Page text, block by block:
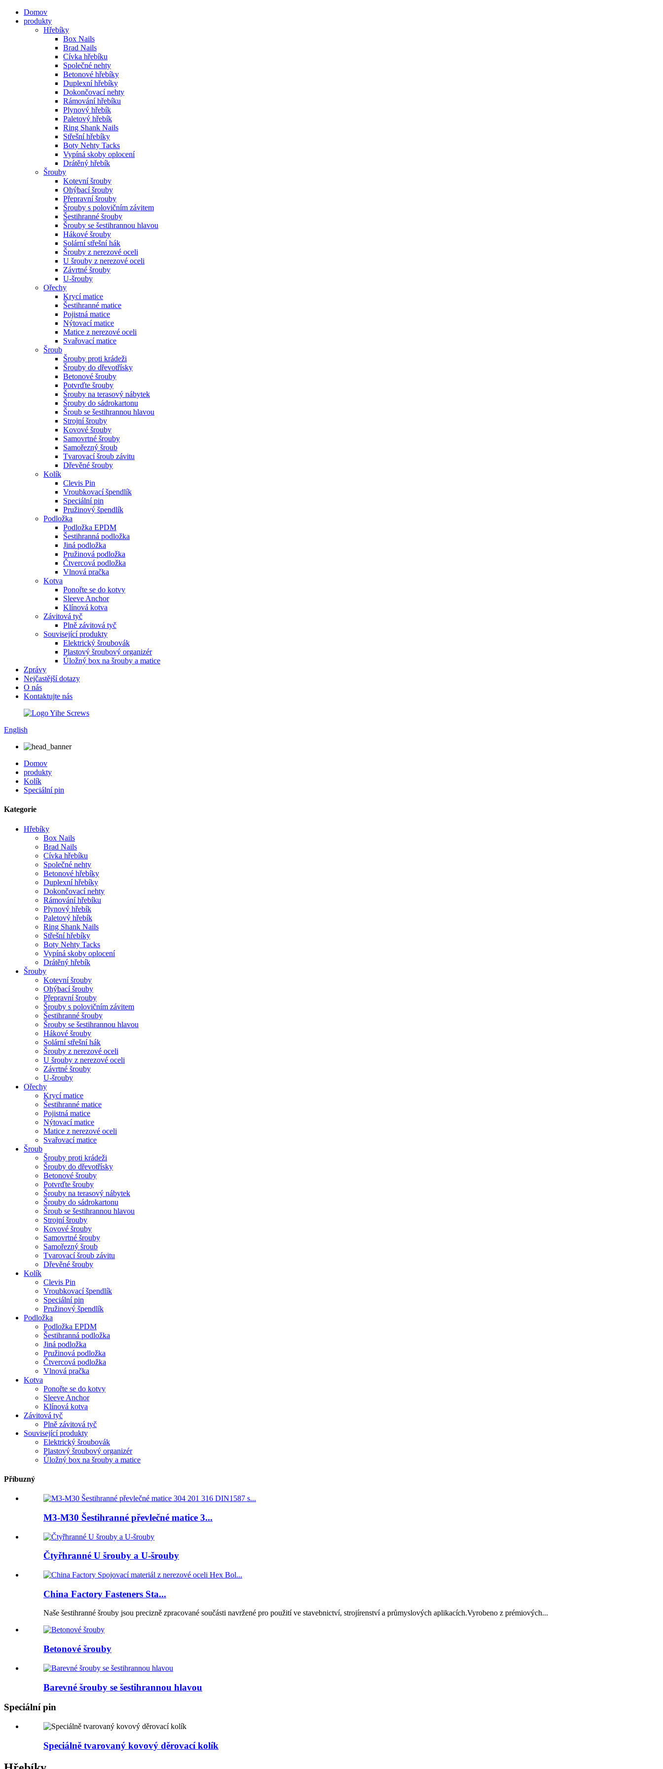
Domov
produkty
Hřebíky
Box Nails
Brad Nails
Cívka hřebíku
Společné nehty
Betonové hřebíky
Duplexní hřebíky
Dokončovací nehty
Rámování hřebíku
Plynový hřebík
Paletový hřebík
Ring Shank Nails
Střešní hřebíky
Boty Nehty Tacks
Vypíná skoby oplocení
Drátěný hřebík
Šrouby
Kotevní šrouby
Ohýbací šrouby
Přepravní šrouby
Šrouby s polovičním závitem
Šestihranné šrouby
Šrouby se šestihrannou hlavou
Hákové šrouby
Solární střešní hák
Šrouby z nerezové oceli
U šrouby z nerezové oceli
Závrtné šrouby
U-šrouby
Ořechy
Krycí matice
Šestihranné matice
Pojistná matice
Nýtovací matice
Matice z nerezové oceli
Svařovací matice
Šroub
Šrouby proti krádeži
Šrouby do dřevotřísky
Betonové šrouby
Potvrďte šrouby
Šrouby na terasový nábytek
Šrouby do sádrokartonu
Šroub se šestihrannou hlavou
Strojní šrouby
Kovové šrouby
Samovrtné šrouby
Samořezný šroub
Tvarovací šroub závitu
Dřevěné šrouby
Kolík
Clevis Pin
Vroubkovací špendlík
Speciální pin
Pružinový špendlík
Podložka
Podložka EPDM
Šestihranná podložka
Jiná podložka
Pružinová podložka
Čtvercová podložka
Vlnová pračka
Kotva
Ponořte se do kotvy
Sleeve Anchor
Klínová kotva
Závitová tyč
Plně závitová tyč
Související produkty
Elektrický šroubovák
Plastový šroubový organizér
Úložný box na šrouby a matice
Zprávy
Nejčastější dotazy
O nás
Kontaktujte nás
English
Domov
produkty
Kolík
Speciální pin
Kategorie
Hřebíky
Box Nails
Brad Nails
Cívka hřebíku
Společné nehty
Betonové hřebíky
Duplexní hřebíky
Dokončovací nehty
Rámování hřebíku
Plynový hřebík
Paletový hřebík
Ring Shank Nails
Střešní hřebíky
Boty Nehty Tacks
Vypíná skoby oplocení
Drátěný hřebík
Šrouby
Kotevní šrouby
Ohýbací šrouby
Přepravní šrouby
Šrouby s polovičním závitem
Šestihranné šrouby
Šrouby se šestihrannou hlavou
Hákové šrouby
Solární střešní hák
Šrouby z nerezové oceli
U šrouby z nerezové oceli
Závrtné šrouby
U-šrouby
Ořechy
Krycí matice
Šestihranné matice
Pojistná matice
Nýtovací matice
Matice z nerezové oceli
Svařovací matice
Šroub
Šrouby proti krádeži
Šrouby do dřevotřísky
Betonové šrouby
Potvrďte šrouby
Šrouby na terasový nábytek
Šrouby do sádrokartonu
Šroub se šestihrannou hlavou
Strojní šrouby
Kovové šrouby
Samovrtné šrouby
Samořezný šroub
Tvarovací šroub závitu
Dřevěné šrouby
Kolík
Clevis Pin
Vroubkovací špendlík
Speciální pin
Pružinový špendlík
Podložka
Podložka EPDM
Šestihranná podložka
Jiná podložka
Pružinová podložka
Čtvercová podložka
Vlnová pračka
Kotva
Ponořte se do kotvy
Sleeve Anchor
Klínová kotva
Závitová tyč
Plně závitová tyč
Související produkty
Elektrický šroubovák
Plastový šroubový organizér
Úložný box na šrouby a matice
Příbuzný
M3-M30 Šestihranné převlečné matice 3...
Čtyřhranné U šrouby a U-šrouby
China Factory Fasteners Sta...
Naše šestihranné šrouby jsou precizně zpracované součásti navržené pro použití ve stavebnictví, strojírenství a průmyslových aplikacích.Vyrobeno z prémiových...
Betonové šrouby
Barevné šrouby se šestihrannou hlavou
Speciální pin
Speciálně tvarovaný kovový děrovací kolík